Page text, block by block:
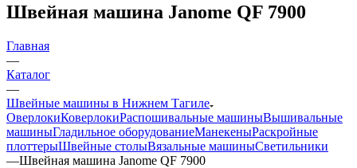
Швейная машина Janome QF 7900
Главная
—
Каталог
—
Швейные машины в Нижнем Тагиле
ОверлокиКоверлокиРаспошивальные машиныВышивальные
машиныГладильное оборудованиеМанекеныРаскройные
плоттерыШвейные столыВязальные машиныСветильники
—Швейная машина Janome QF 7900